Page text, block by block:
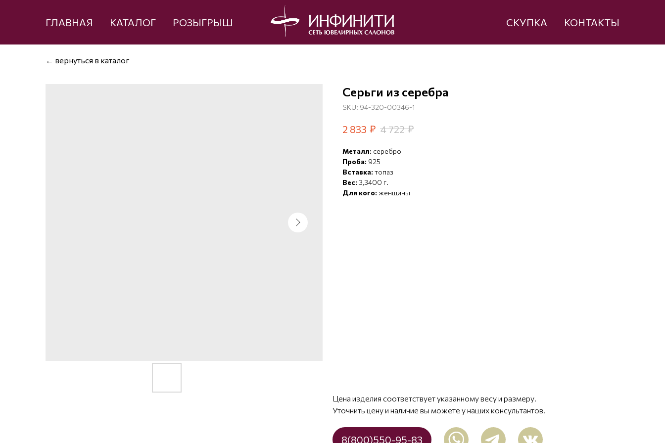
ГЛАВНАЯ КАТАЛОГ РОЗЫГРЫШ СКУПКА КОНТАКТЫ
← вернуться в каталог
Серьги из серебра
SKU: 94-320-00346-1
2 833 ₽ 4 722 ₽
Металл: серебро
Проба: 925
Вставка: топаз
Вес: 3,3400 г.
Для кого: женщины
Цена изделия соответствует указанному весу и размеру.
Уточнить цену и наличие вы можете у наших консультантов.
8(800)550-95-83